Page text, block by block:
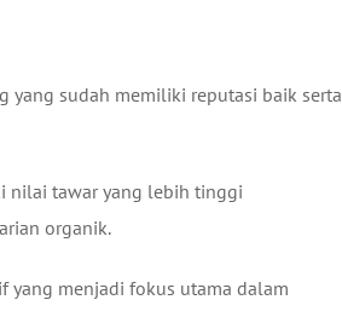
sudah memiliki reputasi baik serta
nilai tawar yang lebih tinggi
organik.
yang menjadi fokus utama dalam